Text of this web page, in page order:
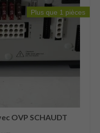
Plus que 1 pièces
OVP SCHAUDT